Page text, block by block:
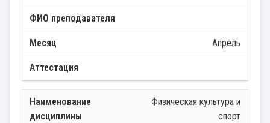
Апрель
Физическая культура и
спорт